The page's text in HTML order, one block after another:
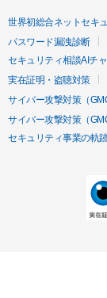
世界初総合ネットセキ
パスワード漏洩診断
セキュリティ相談AIチ
実在証明・盗聴対策
サイバー攻撃対策（
サイバー攻撃対策（
セキュリティ事業の軌